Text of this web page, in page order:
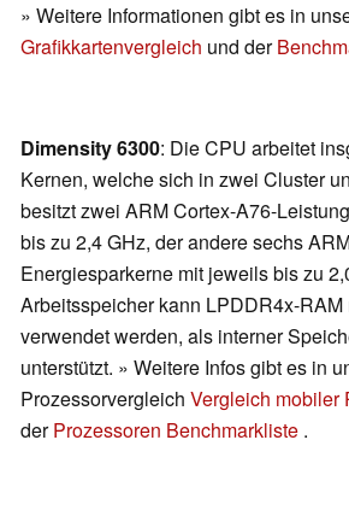
» Weitere Informationen gibt es in
Grafikkartenvergleich und der
Dimensity 6300: Die CPU arbeitet
Kernen, welche sich in zwei Cluster
besitzt zwei ARM Cortex-A76-
bis zu 2,4 GHz, der andere sechs
Energiesparkerne mit jeweils bis zu
Arbeitsspeicher kann LPDDR4x-RAM
verwendet werden, als interner
unterstützt. » Weitere Infos gibt es in
Prozessorvergleich Vergleich mobiler
derProzessoren Benchmarkliste .